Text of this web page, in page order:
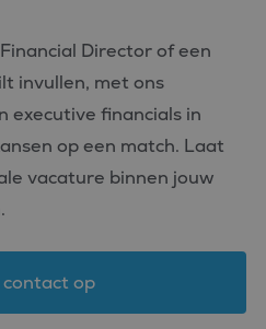
Director of een
invullen, met ons
executive financials in
op een match. Laat
vacature binnen jouw
contact op